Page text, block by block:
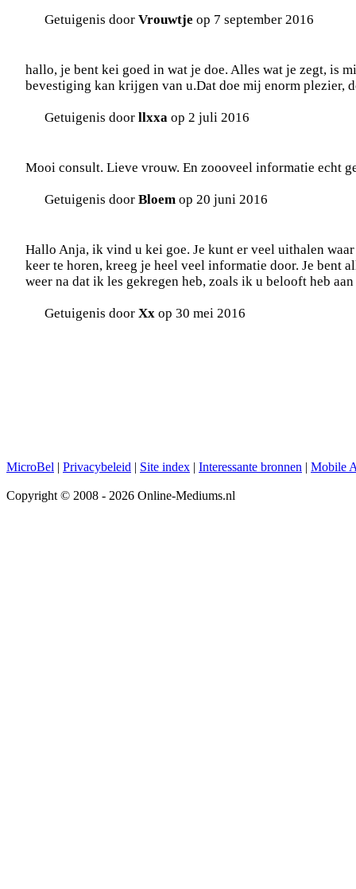
Getuigenis door Vrouwtje op 7 september 2016
hallo, je bent kei goed in wat je doe. Alles wat je zegt, is
bevestiging kan krijgen van u.Dat doe mij enorm plezier,
Getuigenis door llxxa op 2 juli 2016
Mooi consult. Lieve vrouw. En zoooveel informatie echt
Getuigenis door Bloem op 20 juni 2016
Hallo Anja, ik vind u kei goe. Je kunt er veel uithalen
keer te horen, kreeg je heel veel informatie door. Je bent
weer na dat ik les gekregen heb, zoals ik u belooft heb
Getuigenis door Xx op 30 mei 2016
MicroBel | Privacybeleid | Site index | Interessante bronnen | Mobile
Copyright © 2008 - 2026 Online-Mediums.nl